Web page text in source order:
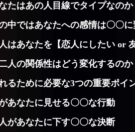
たはあの人目線でタイプな
中ではあなたへの感情は〇〇
はあなたを【恋人にしたい or
人の関係性はどう変化するのか
るために必要な3つの重要ポイ
あなたに見せる〇〇な行動
があなたに下す〇〇な決断